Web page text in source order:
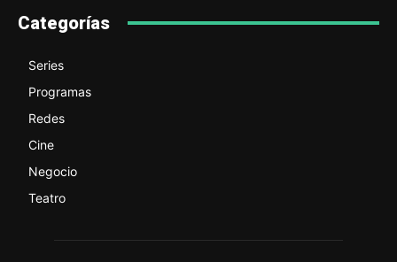
Categorías
Series
Programas
Redes
Cine
Negocio
Teatro